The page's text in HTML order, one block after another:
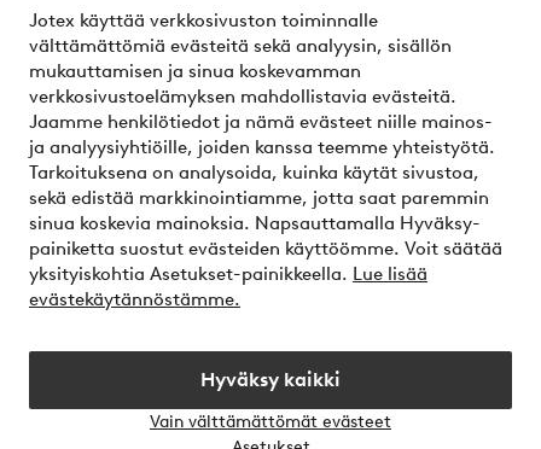
Jotex käyttää verkkosivuston toiminnalle
välttämättömiä evästeitä sekä analyysin, sisällön
mukauttamisen ja sinua koskevamman
verkkosivustoelämyksen mahdollistavia evästeitä.
Jaamme henkilötiedot ja nämä evästeet niille mainos-
ja analyysiyhtiöille, joiden kanssa teemme yhteistyötä.
Tarkoituksena on analysoida, kuinka käytät sivustoa,
sekä edistää markkinointiamme, jotta saat paremmin
sinua koskevia mainoksia. Napsauttamalla Hyväksy-
painiketta suostut evästeiden käyttöömme. Voit säätää
yksityiskohtia Asetukset-painikkeella. Lue lisää
evästekäytännöstämme.
Hyväksy kaikki
Vain välttämättömät evästeet
Ystävät
Turvalliset maksut – maksa nyt tai erissä
Haluatko tietää lisää maksuvaihtoehdoistamme?
elpy